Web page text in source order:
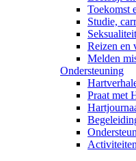
Toekomst
Studie,
Reizen en
Melden
Ondersteuning
Praat met
Activiteiten